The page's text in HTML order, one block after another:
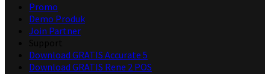
Promo
Demo Produk
Join Partner
Download GRATIS Accurate 5
Download GRATIS Rene 2 POS